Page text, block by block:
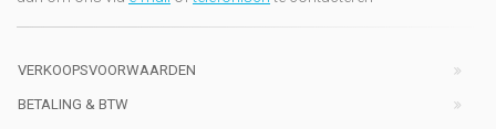
VERKOOPSVOORWAARDEN
BETALING & BTW